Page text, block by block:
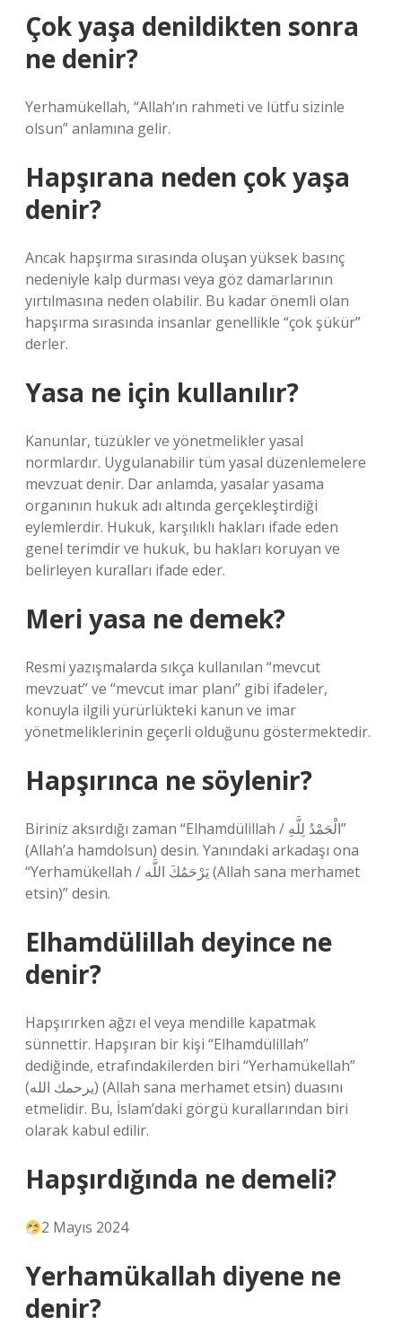
Çok yaşa denildikten sonra
ne denir?
Yerhamükellah, “Allah’ın rahmeti ve lütfu sizinle
olsun” anlamına gelir.
Hapşırana neden çok yaşa
denir?
Ancak hapşırma sırasında oluşan yüksek basınç
nedeniyle kalp durması veya göz damarlarının
yırtılmasına neden olabilir. Bu kadar önemli olan
hapşırma sırasında insanlar genellikle “çok şükür”
derler.
Yasa ne için kullanılır?
Kanunlar, tüzükler ve yönetmelikler yasal
normlardır. Uygulanabilir tüm yasal düzenlemelere
mevzuat denir. Dar anlamda, yasalar yasama
organının hukuk adı altında gerçekleştirdiği
eylemlerdir. Hukuk, karşılıklı hakları ifade eden
genel terimdir ve hukuk, bu hakları koruyan ve
belirleyen kuralları ifade eder.
Meri yasa ne demek?
Resmi yazışmalarda sıkça kullanılan “mevcut
mevzuat” ve “mevcut imar planı” gibi ifadeler,
konuyla ilgili yürürlükteki kanun ve imar
yönetmeliklerinin geçerli olduğunu göstermektedir.
Hapşırınca ne söylenir?
Biriniz aksırdığı zaman “Elhamdülillah / الْحَمْدُ لِلَّهِ”
(Allah’a hamdolsun) desin. Yanındaki arkadaşı ona
“Yerhamükellah / يَرْحَمُكَ اللَّه (Allah sana merhamet
etsin)” desin.
Elhamdülillah deyince ne
denir?
Hapşırırken ağzı el veya mendille kapatmak
sünnettir. Hapşıran bir kişi “Elhamdülillah”
dediğinde, etrafındakilerden biri “Yerhamükellah”
(يرحمك الله) (Allah sana merhamet etsin) duasını
etmelidir. Bu, İslam’daki görgü kurallarından biri
olarak kabul edilir.
Hapşırdığında ne demeli?
2 Mayıs 2024
Yerhamükallah diyene ne
denir?